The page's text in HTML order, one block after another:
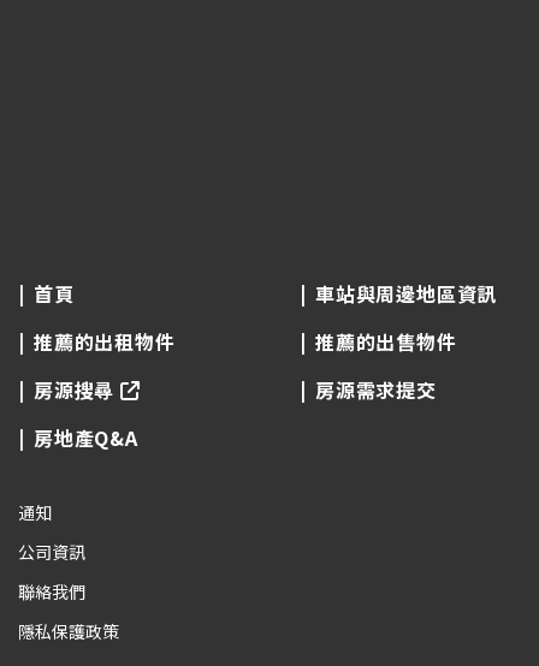
首頁
車站與周邊地區資訊
推薦的出租物件
推薦的出售物件
房源搜尋
房源需求提交
房地產Q&A
通知
公司資訊
聯絡我們
隱私保護政策